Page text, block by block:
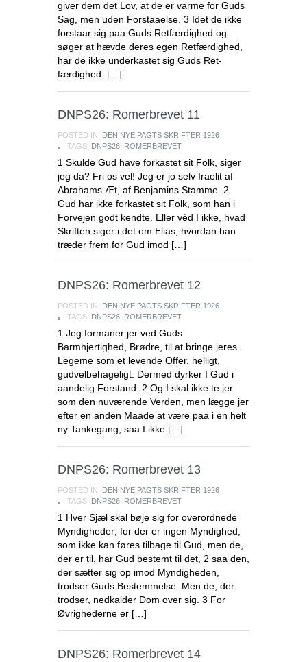
giver dem det Lov, at de er varme for Guds
Sag, men uden Forstaaelse. 3 Idet de ikke
forstaar sig paa Guds Retfærdighed og
søger at hævde deres egen Retfærdighed,
har de ikke underkastet sig Guds Ret-
færdighed. […]
DNPS26: Romerbrevet 11
POSTED IN: DEN NYE PAGTS SKRIFTER 1926
TAGS: DNPS26: ROMERBREVET
1 Skulde Gud have forkastet sit Folk, siger
jeg da? Fri os vel! Jeg er jo selv Iraelit af
Abrahams Æt, af Benjamins Stamme. 2
Gud har ikke forkastet sit Folk, som han i
Forvejen godt kendte. Eller véd I ikke, hvad
Skriften siger i det om Elias, hvordan han
træder frem for Gud imod […]
DNPS26: Romerbrevet 12
POSTED IN: DEN NYE PAGTS SKRIFTER 1926
TAGS: DNPS26: ROMERBREVET
1 Jeg formaner jer ved Guds
Barmhjertighed, Brødre, til at bringe jeres
Legeme som et levende Offer, helligt,
gudvelbehageligt. Dermed dyrker I Gud i
aandelig Forstand. 2 Og I skal ikke te jer
som den nuværende Verden, men lægge jer
efter en anden Maade at være paa i en helt
ny Tankegang, saa I ikke […]
DNPS26: Romerbrevet 13
POSTED IN: DEN NYE PAGTS SKRIFTER 1926
TAGS: DNPS26: ROMERBREVET
1 Hver Sjæl skal bøje sig for overordnede
Myndigheder; for der er ingen Myndighed,
som ikke kan føres tilbage til Gud, men de,
der er til, har Gud bestemt til det, 2 saa den,
der sætter sig op imod Myndigheden,
trodser Guds Bestemmelse. Men de, der
trodser, nedkalder Dom over sig. 3 For
Øvrighederne er […]
DNPS26: Romerbrevet 14